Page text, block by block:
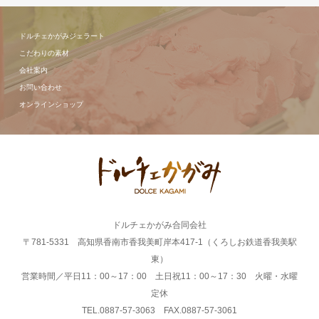
ドルチェかがみジェラート
こだわりの素材
会社案内
お問い合わせ
オンラインショップ
ドルチェかがみ合同会社
〒781-5331 高知県香南市香我美町岸本417-1（くろしお鉄道香我美駅
東）
営業時間／平日11：00～17：00 土日祝11：00～17：30 火曜・水曜
定休
TEL.0887-57-3063 FAX.0887-57-3061